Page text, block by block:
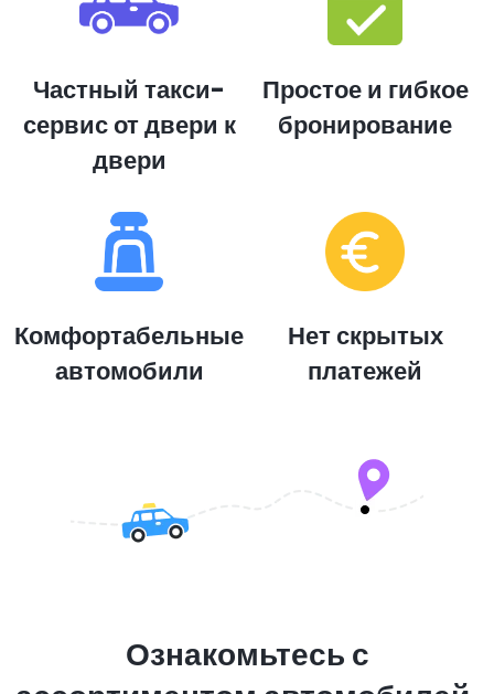
Частный такси-
сервис от двери к
двери
Простое и гибкое
бронирование
Комфортабельные
автомобили
Нет скрытых
платежей
Ознакомьтесь с